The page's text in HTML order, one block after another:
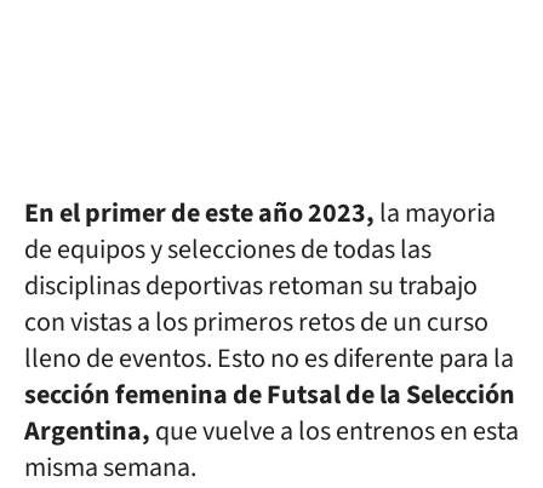
En el primer de este año 2023,la mayoria
de equipos y selecciones de todas las
disciplinas deportivas retoman su trabajo
con vistas a los primeros retos de un curso
lleno de eventos. Esto no es diferente para la
sección femenina de Futsal de la Selección
Argentina,que vuelve a los entrenos en esta
misma semana.